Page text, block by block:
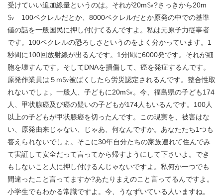
受けていい追加線量というのは。それが20m㏜?さっきから20m
㏜ 100ベクレルだとか、8000ベクレルだとか原発の中での基準
値の話を一般国民に押し付けてるんですよ。私は元原子力従事者
です。100ベクレルの恐ろしさというのをよく分かっています。1
秒間に100回放射線が出るんです。1分間に6000発です。それが細
胞を壊すんです。そしてDNAを損傷して、癌を発症するんです。
原発作業員は５m㏜被ばくしたら労災認定されるんです。整合性取
れないでしょ。一般人、子どもに20m㏜。今、福島県の子ども174
人、甲状腺癌及び癌の疑いの子どもが174人もいるんです。100人
以上の子どもが甲状腺癌を切ったんです。この現実を、被害はな
い、原発由来じゃない、じゃあ、何なんですか。あなたたち1つも
答えられないでしょ。そこに30年自分たちの家族連れて住んでみ
て実証して安全だって言ってから帰すようにして下さいよ。でき
もしないこと人に押し付けるんじゃないですよ。私何か一つでも
間違ったこと言ってますか?あたりまえのこと言ってるんですよ。
小学生でもわかる常識ですよ。今、うなずいている人いますね。